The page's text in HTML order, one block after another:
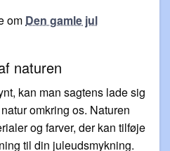
om Den gamle jul
naturen
kan man sagtens lade sig
omkring os. Naturen
og farver, der kan tilføje
til din juleudsmykning.